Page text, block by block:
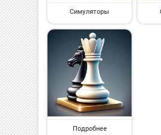
Симуляторы
Подробнее